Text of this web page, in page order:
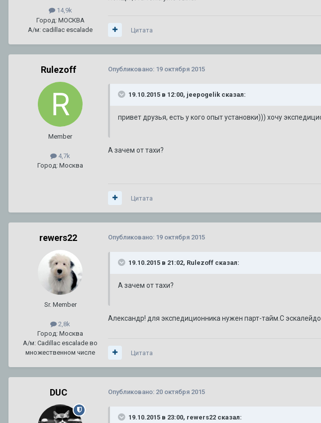
14,9k
Город: МОСКВА
А/м: cadillac escalade
Цитата
Rulezoff
Member
4,7k
Город: Москва
Опубликовано: 19 октября 2015
19.10.2015 в 12:00, jeepogelik сказал:
привет друзья, есть у кого опыт установки))) хочу
А зачем от тахи?
Цитата
rewers22
Sr. Member
2,8k
Город: Москва
А/м: Cadillac escalade во
множественном числе
Опубликовано: 19 октября 2015
19.10.2015 в 21:02, Rulezoff сказал:
А зачем от тахи?
Александр! для экспедиционника нужен парт-тайм.С
Цитата
DUC Опубликовано: 20 октября 2015
19.10.2015 в 23:00, rewers22 сказал: